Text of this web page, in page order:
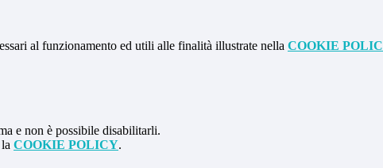
al funzionamento ed utili alle finalità illustrate nella COOKIE
e non è possibile disabilitarli.
COOKIE POLICY.